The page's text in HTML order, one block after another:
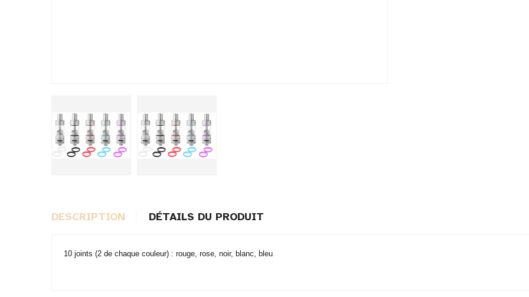
DESCRIPTION DÉTAILS DU PRODUIT
10 joints (2 de chaque couleur) : rouge, rose, noir, blanc, bleu